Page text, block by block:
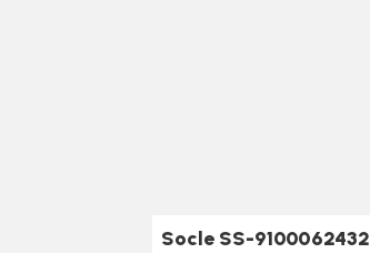
Socle SS-9100062432